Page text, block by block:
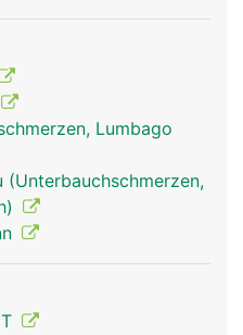
Lumbago
(Unterbauchschmerzen,